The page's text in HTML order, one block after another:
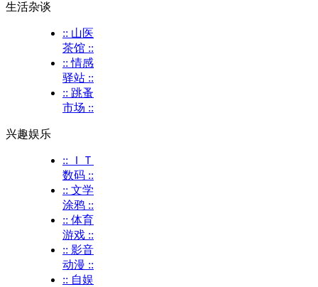
生活杂谈
:: 山医
茶馆 ::
:: 情感
驿站 ::
:: 跳蚤
市场 ::
兴趣娱乐
:: ＩＴ
数码 ::
:: 文学
涂鸦 ::
:: 体育
游戏 ::
:: 影音
动漫 ::
:: 自娱